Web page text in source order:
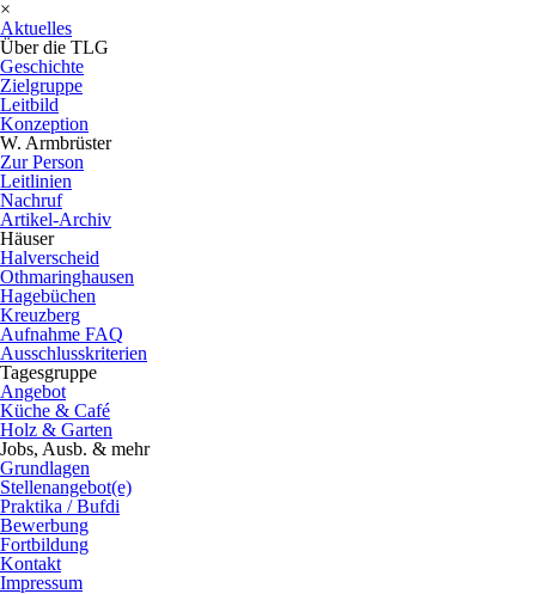
×
Aktuelles
Über die TLG
Geschichte
Zielgruppe
Leitbild
Konzeption
W. Armbrüster
Zur Person
Leitlinien
Nachruf
Artikel-Archiv
Häuser
Halverscheid
Othmaringhausen
Hagebüchen
Kreuzberg
Aufnahme FAQ
Ausschlusskriterien
Tagesgruppe
Angebot
Küche & Café
Holz & Garten
Jobs, Ausb. & mehr
Grundlagen
Stellenangebot(e)
Praktika / Bufdi
Bewerbung
Fortbildung
Kontakt
Impressum